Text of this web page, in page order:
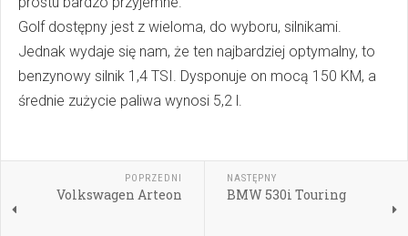
Golf dostępny jest z wieloma, do wyboru, silnikami.
Jednak wydaje się nam, że ten najbardziej optymalny, to
benzynowy silnik 1,4 TSI. Dysponuje on mocą 150 KM, a
średnie zużycie paliwa wynosi 5,2 l.
POPRZEDNI
Volkswagen Arteon
NASTĘPNY
BMW 530i Touring